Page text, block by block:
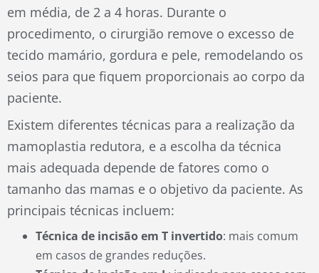
em média, de 2 a 4 horas. Durante o
procedimento, o cirurgião remove o excesso de
tecido mamário, gordura e pele, remodelando os
seios para que fiquem proporcionais ao corpo da
paciente.
Existem diferentes técnicas para a realização da
mamoplastia redutora, e a escolha da técnica
mais adequada depende de fatores como o
tamanho das mamas e o objetivo da paciente. As
principais técnicas incluem:
Técnica de incisão em T invertido: mais comum
em casos de grandes reduções.